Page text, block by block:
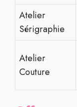
Atelier
Sérigraphie
Atelier
Couture